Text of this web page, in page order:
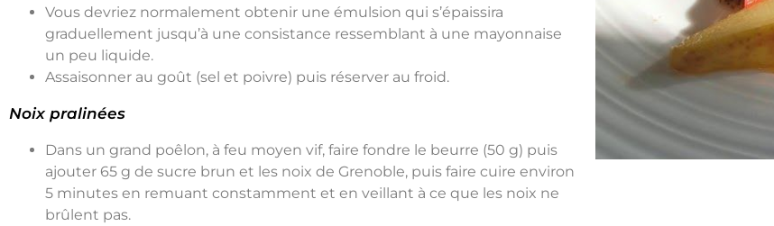
Vous devriez normalement obtenir une émulsion qui s’épaissira
graduellement jusqu’à une consistance ressemblant à une mayonnaise
un peu liquide.
Assaisonner au goût (sel et poivre) puis réserver au froid.
Noix pralinées
Dans un grand poêlon, à feu moyen vif, faire fondre le beurre (50 g) puis
ajouter 65 g de sucre brun et les noix de Grenoble, puis faire cuire environ
5 minutes en remuant constamment et en veillant à ce que les noix ne
brûlent pas.